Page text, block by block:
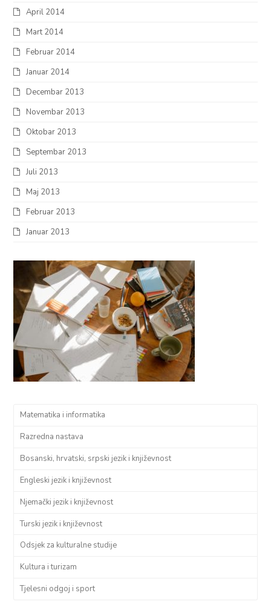
April 2014
Mart 2014
Februar 2014
Januar 2014
Decembar 2013
Novembar 2013
Oktobar 2013
Septembar 2013
Juli 2013
Maj 2013
Februar 2013
Januar 2013
Matematika i informatika
Razredna nastava
Bosanski, hrvatski, srpski jezik i književnost
Engleski jezik i književnost
Njemački jezik i književnost
Turski jezik i književnost
Odsjek za kulturalne studije
Kultura i turizam
Tjelesni odgoj i sport